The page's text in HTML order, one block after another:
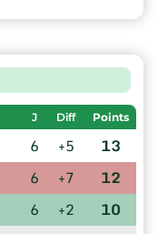
J Diff Points
6 +5 13
6 +7 12
6 +2 10